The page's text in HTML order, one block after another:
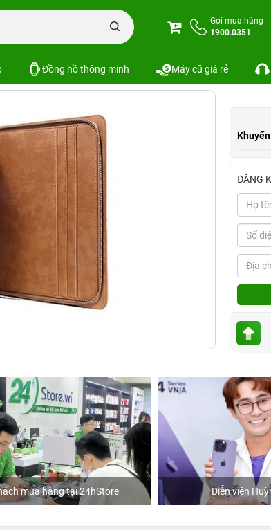
Gọi mua hàng
1900.0351
Đồng hồ thông minh Máy cũ giá rẻ
Mini 1 / 2 / 3 REMAX Wiseperson Leather Bag
ĐĂNG
hàng tại 24hStore Diễn viên Huỳnh